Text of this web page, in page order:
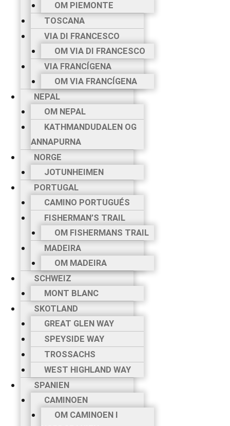
OM PIEMONTE
TOSCANA
VIA DI FRANCESCO
OM VIA DI FRANCESCO
VIA FRANCÍGENA
OM VIA FRANCÍGENA
NEPAL
OM NEPAL
KATHMANDUDALEN OG
ANNAPURNA
NORGE
JOTUNHEIMEN
PORTUGAL
CAMINO PORTUGUÉS
FISHERMAN’S TRAIL
OM FISHERMANS TRAIL
MADEIRA
OM MADEIRA
SCHWEIZ
MONT BLANC
SKOTLAND
GREAT GLEN WAY
SPEYSIDE WAY
TROSSACHS
WEST HIGHLAND WAY
SPANIEN
CAMINOEN
OM CAMINOEN I